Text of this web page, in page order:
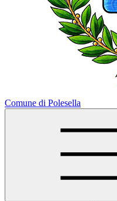
Comune di Polesella